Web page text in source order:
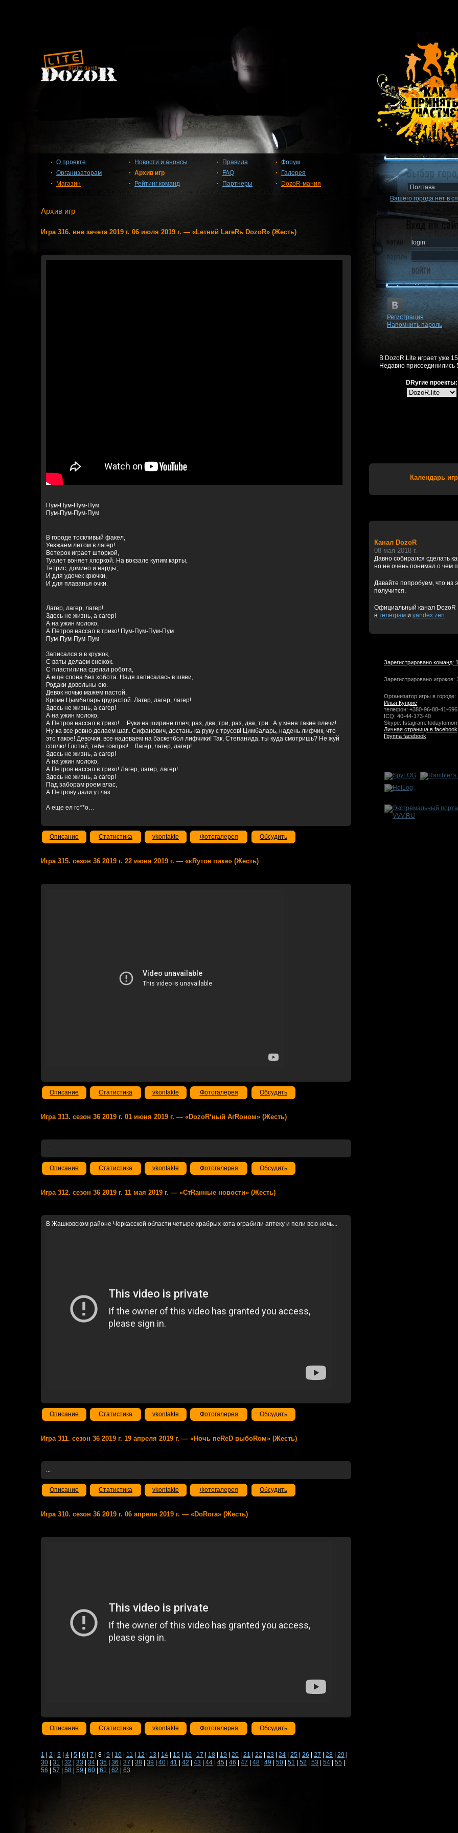
О проекте
Организаторам
Магазин
Новости и анонсы
Архив игр
Рейтинг команд
Правила
FAQ
Партнеры
Форум
Галерея
DozoR-мания
Архив игр
Игра 316. вне зачета 2019 г. 06 июля 2019 г. — «Lетний LагеRь DozoR» (Жесть)
Пум-Пум-Пум-Пум
Пум-Пум-Пум-Пум
В городе тоскливый факел,
Уезжаем летом в лагер!
Ветерок играет шторкой,
Туалет воняет хлоркой. На вокзале купим карты,
Тетрис, домино и нарды;
И для удочек крючки,
И для плаванья очки.
Лагер, лагер, лагер!
Здесь не жизнь, а сагер!
А на ужин молоко,
А Петров нассал в трико! Пум-Пум-Пум-Пум
Пум-Пум-Пум-Пум
Записался я в кружок,
С ваты делаем снежок.
С пластилина сделал робота,
А еще слона без хобота. Надя записалась в швеи,
Родаки довольны ею.
Девок ночью мажем пастой,
Кроме Цымбаларь грудастой. Лагер, лагер, лагер!
Здесь не жизнь, а сагер!
А на ужин молоко,
А Петров нассал в трико! …Руки на ширине плеч, раз, два, три, раз, два, три.. А у меня такие плечи! …
Ну-ка все ровно делаем шаг.. Сифанович, достань-ка руку с трусов! Цимбаларь, надень лифчик, что
это такое! Девочки, все надеваем на баскетбол лифчики! Так, Степанида, ты куда смотришь? Не жуй
соплю! Глотай, тебе говорю!... Лагер, лагер, лагер!
Здесь не жизнь, а сагер!
А на ужин молоко,
А Петров нассал в трико! Лагер, лагер, лагер!
Здесь не жизнь, а сагер!
Пад заборам роем влас,
А Петрову дали у глаз.
А еще ел го**о…
Описание Статистика vkontakte Фотогалерея Обсудить
Игра 315. сезон 36 2019 г. 22 июня 2019 г. — «кRутое пике» (Жесть)
Описание Статистика vkontakte Фотогалерея Обсудить
Игра 313. сезон 36 2019 г. 01 июня 2019 г. — «DozoR‘ный АгRoном» (Жесть)
...
Описание Статистика vkontakte Фотогалерея Обсудить
Игра 312. сезон 36 2019 г. 11 мая 2019 г. — «СтRанные новости» (Жесть)
В Жашковском районе Черкасской области четыре храбрых кота ограбили аптеку и пели всю ночь...
Описание Статистика vkontakte Фотогалерея Обсудить
Игра 311. сезон 36 2019 г. 19 апреля 2019 г. — «Ночь пеRеD выбоRом» (Жесть)
...
Описание Статистика vkontakte Фотогалерея Обсудить
Игра 310. сезон 36 2019 г. 06 апреля 2019 г. — «DоRога» (Жесть)
Описание Статистика vkontakte Фотогалерея Обсудить
1 2 3 4 5 6 7 | 8 | 9 10 11 12 13 14 15 16 17 18 19 20 21 22 23 24 25 26 27 28 29
30
31 32 33 34 35 36 37 38 39 40 41 42 43 44 45 46 47 48 49 50 51 52 53 54 55
56
57 58 59 60 61 62 63
Вашего города нет в
Регистрация
Напомнить пароль
В DozoR.Lite играет уже
Недавно присоединились
DRугие проекты:
Календарь игр
Канал DozoR
08 мая 2018 г.
Давно собирался сделать
но не очень понимал о чем
Давайте попробуем, что из
получится.
Официальный канал DozoR
в телеграм и yandex.zen
Зарегистрировано команд:
Зарегистрировано игроков:
Организатор игры в городе:
Илья Куприс
телефон: +380-96-88-41-696
ICQ: 40-44-173-40
Skype: Istagram:
Личная страница в facebook
Группа facebook